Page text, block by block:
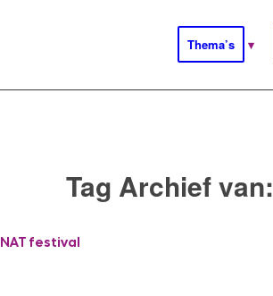
Thema’s
Tag Archief van:
NAT festival